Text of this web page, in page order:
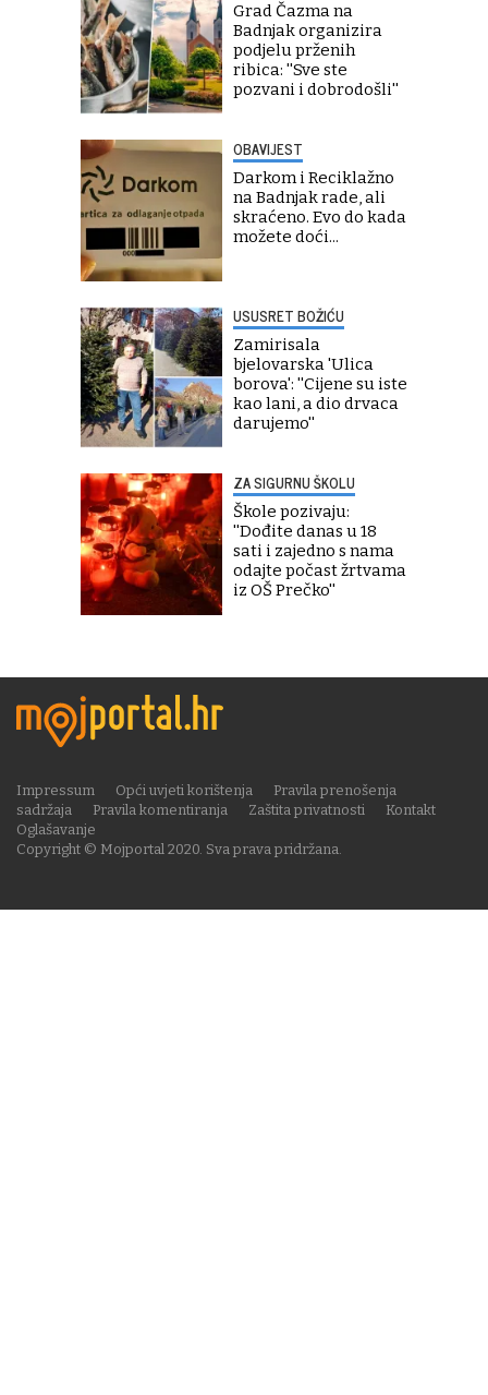
Grad Čazma na
Badnjak organizira
podjelu prženih
ribica: ''Sve ste
pozvani i dobrodošli''
OBAVIJEST
Darkom i Reciklažno
na Badnjak rade, ali
skraćeno. Evo do kada
možete doći...
USUSRET BOŽIĆU
Zamirisala
bjelovarska 'Ulica
borova': ''Cijene su iste
kao lani, a dio drvaca
darujemo''
ZA SIGURNU ŠKOLU
Škole pozivaju:
''Dođite danas u 18
sati i zajedno s nama
odajte počast žrtvama
iz OŠ Prečko''
Copyright © Mojportal 2020. Sva prava pridržana.
Impressum Opći uvjeti korištenja
Pravila prenošenja
sadržaja
Pravila komentiranja Zaštita privatnosti
Kontakt
Oglašavanje